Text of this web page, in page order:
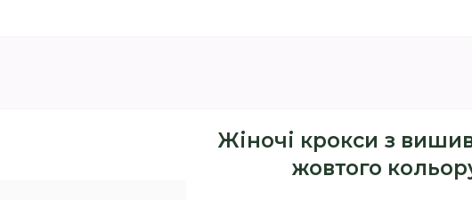
Жіночі крокси з
жовтого